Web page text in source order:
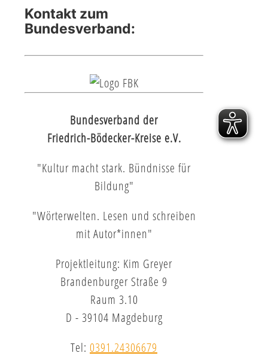
Kontakt zum
Bundesverband:
Bundesverband der
Friedrich-Bödecker-Kreise e.V.
"Kultur macht stark. Bündnisse für
Bildung"
"Wörterwelten. Lesen und schreiben
mit Autor*innen"
Projektleitung: Kim Greyer
Brandenburger Straße 9
Raum 3.10
D - 39104 Magdeburg
Tel: 0391.24306679